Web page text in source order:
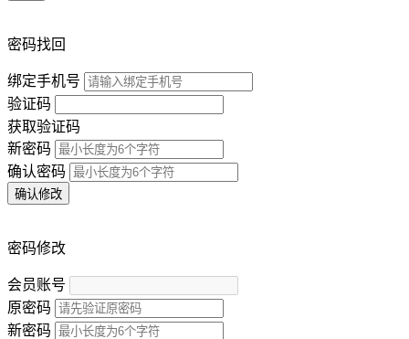
密码找回
绑定手机号
验证码
获取验证码
新密码
确认密码
确认修改
密码修改
会员账号
原密码
新密码